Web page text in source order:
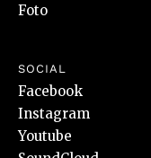
Foto
SOCIAL
Facebook
Instagram
Youtube